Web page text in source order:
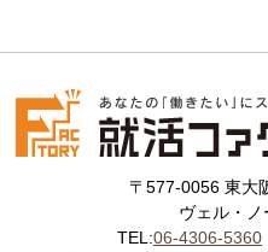
〒577-0056 東大
ヴェル・
TEL:06-4306-5360